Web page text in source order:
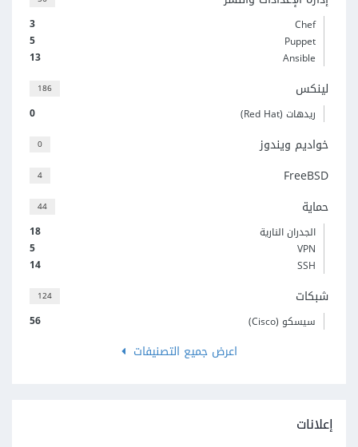
3
Chef
5
Puppet
13
Ansible
186 لينكس
0 ريدهات (Red Hat)
0 خواديم ويندوز
4 FreeBSD
44 حماية
18
الجدران النارية
5
VPN
14
SSH
124 شبكات
56 سيسكو (Cisco)
اعرض جميع التصنيفات
إعلانات